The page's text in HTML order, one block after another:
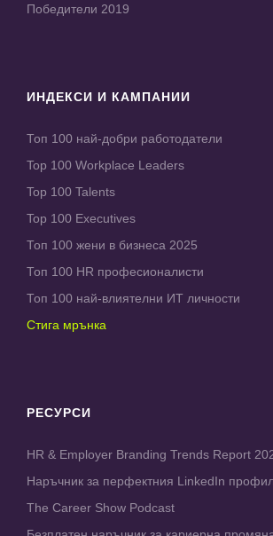
Победители 2019
ИНДЕКСИ И КАМПАНИИ
Топ 100 най-добри работодатели
Top 100 Workplace Leaders
Top 100 Talents
Top 100 Executives
Топ 100 жени в бизнеса 2025
Топ 100 HR професионалисти
Топ 100 най-влиятелни ИТ личности
Стига мрънка
РЕСУРСИ
HR & Employer Branding Trends Report
Наръчник за перфектния LinkedIn профил
The Career Show Podcast